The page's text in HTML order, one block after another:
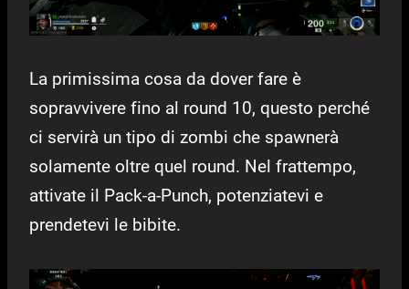
La primissima cosa da dover fare è
sopravvivere fino al round 10, questo perché
ci servirà un tipo di zombi che spawnerà
solamente oltre quel round. Nel frattempo,
attivate il Pack-a-Punch, potenziatevi e
prendetevi le bibite.